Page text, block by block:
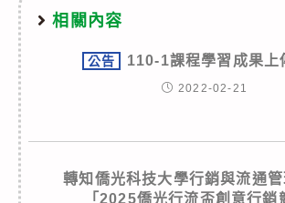
相關內容
公告 110-1課程學習成果上
2022-02-21
轉知僑光科技大學行銷與流通
「2025僑光行流盃創意行銷